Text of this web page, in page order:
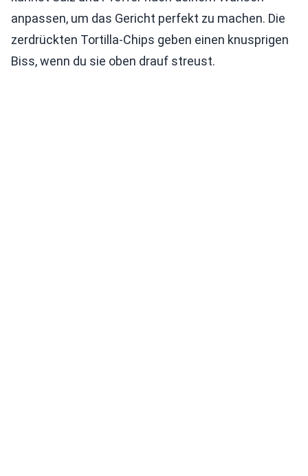
anpassen, um das Gericht perfekt zu machen. Die
zerdrückten Tortilla-Chips geben einen knusprigen
Biss, wenn du sie oben drauf streust.